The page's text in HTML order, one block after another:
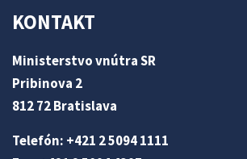
KONTAKT
Ministerstvo vnútra SR
Pribinova 2
812 72 Bratislava
Telefón: +421 2 5094 1111